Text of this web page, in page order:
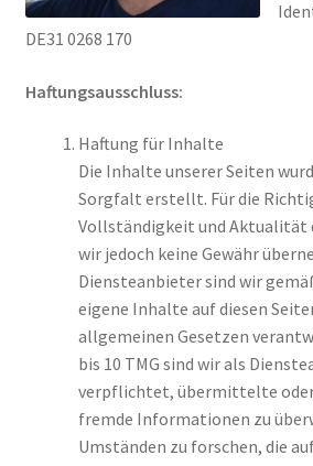
DE31 0268 170
Haftungsausschluss:
Haftung für Inhalte
Die Inhalte unserer Seiten
Sorgfalt erstellt. Für die
Vollständigkeit und Aktualität
wir jedoch keine Gewähr
Diensteanbieter sind wir
eigene Inhalte auf diesen
allgemeinen Gesetzen
bis 10 TMG sind wir als
verpflichtet, übermittelte
fremde Informationen zu
Umständen zu forschen, die